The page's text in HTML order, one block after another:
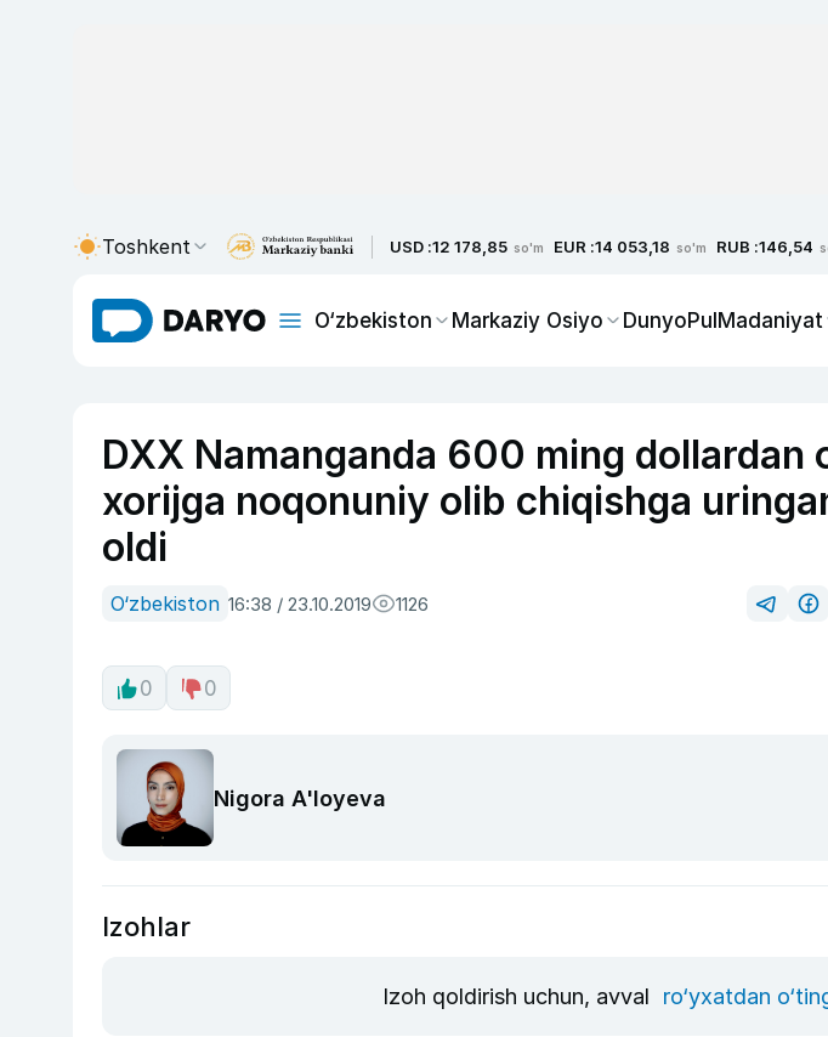
Toshkent USD :12 178,85 so'm EUR :14 053,18 so'm RUB :146,54
O‘zbekiston Markaziy Osiyo DunyoPulMadaniyat
DXX Namanganda 600 ming dollardan
xorijga noqonuniy olib chiqishga
oldi
O‘zbekiston 16:38 / 23.10.2019 1126
0 0
Nigora A'loyeva
Izohlar
Izoh qoldirish uchun, avval ro‘yxatdan